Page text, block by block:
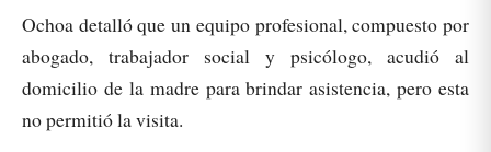
Ochoa detalló que un equipo profesional, compuesto por
abogado, trabajador social y psicólogo, acudió al
domicilio de la madre para brindar asistencia, pero esta
no permitió la visita.